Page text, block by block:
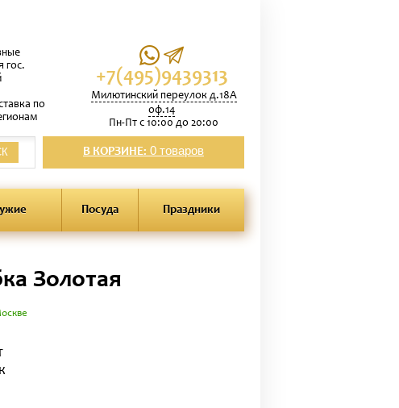
+7(495)9439313
Милютинский переулок д.18А
оф.14
Пн-Пт с 10:00 до 20:00
гос.
по
В КОРЗИНЕ: 0 товаров
Посуда Праздники
Золотая